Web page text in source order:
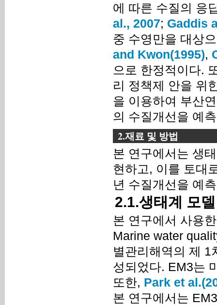
에 따른 수질의 응
al., 2007; Gaddis
중 수영만을 대상
and Kwon(1995),
으로 한정적이다.
리 정책제 안을 위
을 이용하여 부산
의 수질개선을 예
2.재료 및 방법
본 연구에서는 생
현하고, 이를 토대
년 수질개선을 예
2.1.생태계 모
본 연구에서 사용
Marine water
별관리해역의 제 1
성되었다. EM3는
또한, Park et
본 연구에서는